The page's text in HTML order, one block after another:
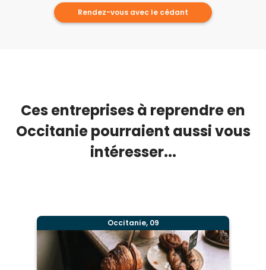
Rendez-vous avec le cédant
Ces entreprises à reprendre en
Occitanie pourraient aussi vous
intéresser...
Occitanie, 09